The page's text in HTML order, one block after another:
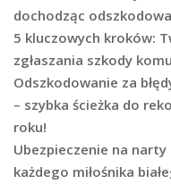
dochodząc
5 kluczowych kroków:
zgłaszania szkody
Odszkodowanie za
– szybka ścieżka do
roku!
Ubezpieczenie na
każdego miłośnika